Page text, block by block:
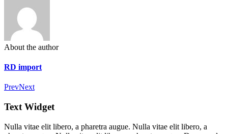
About the author
RD import
PrevNext
Text Widget
Nulla vitae elit libero, a pharetra augue. Nulla vitae elit libero, a